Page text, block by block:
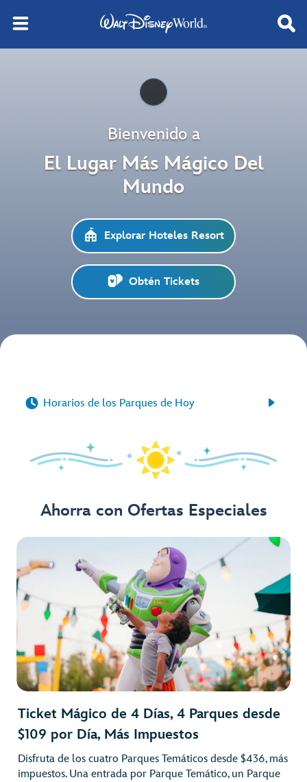
Pause
Bienvenido a
El Lugar Más Mágico Del
Mundo
Explorar Hoteles Resort
Obtén Tickets
 Horarios de los Parques de Hoy 
Ahorra con Ofertas Especiales
Ticket Mágico de 4 Días, 4 Parques desde
$109 por Día, Más Impuestos
Disfruta de los cuatro Parques Temáticos desde $436, más
impuestos. Una entrada por Parque Temático, un Parque